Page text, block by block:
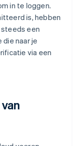
in te loggen.
is, hebben
een
naar je
via een